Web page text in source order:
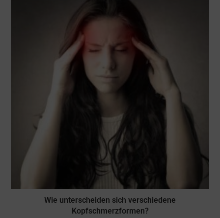
Wie unterscheiden sich verschiedene
Kopfschmerzformen?